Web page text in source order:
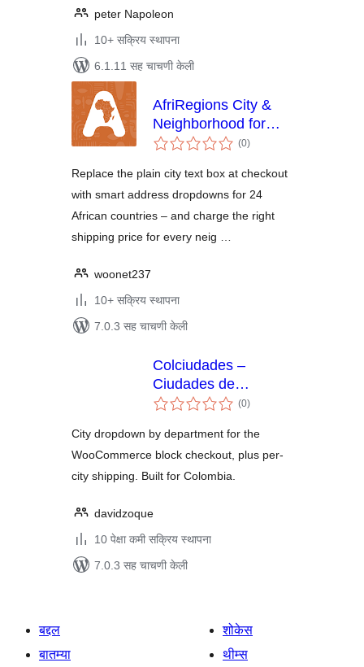
peter Napoleon
10+ सक्रिय स्थापना
6.1.11 सह चाचणी केली
AfriRegions City &
Neighborhood for
WooCommerce
(0एकूण
मूल्यांकन
)
Replace the plain city text box at checkout
with smart address dropdowns for 24
African countries – and charge the right
shipping price for every neig …
woonet237
10+ सक्रिय स्थापना
7.0.3 सह चाचणी केली
Colciudades –
Ciudades de
Colombia para el
(0एकूण
मूल्यांकन
)
City dropdown by department for the
WooCommerce block checkout, plus per-
city shipping. Built for Colombia.
davidzoque
10 पेक्षा कमी सक्रिय स्थापना
7.0.3 सह चाचणी केली
बद्दल
बातम्या
शोकेस
थीम्स